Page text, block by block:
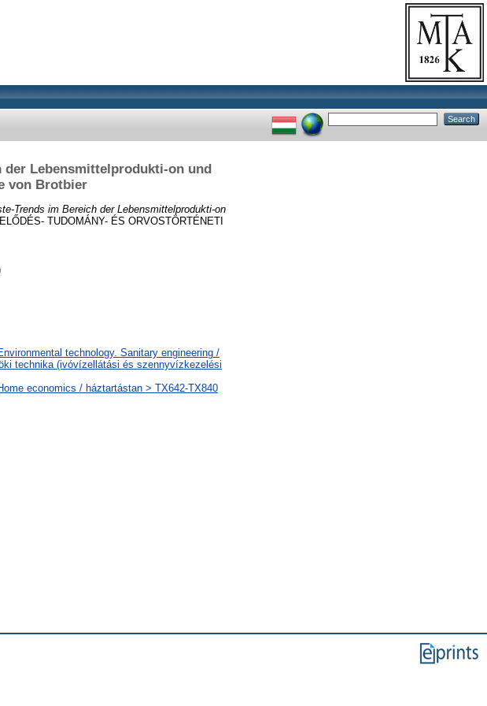
der Lebensmittelprodukti-on und
von Brotbier
Trends im Bereich der Lebensmittelprodukti-on
TUDOMÁNY- ÉS ORVOSTÖRTÉNETI
technology. Sanitary engineering /
technika (ivóvízellátási és szennyvízkezelési
economics / háztartástan > TX642-TX840